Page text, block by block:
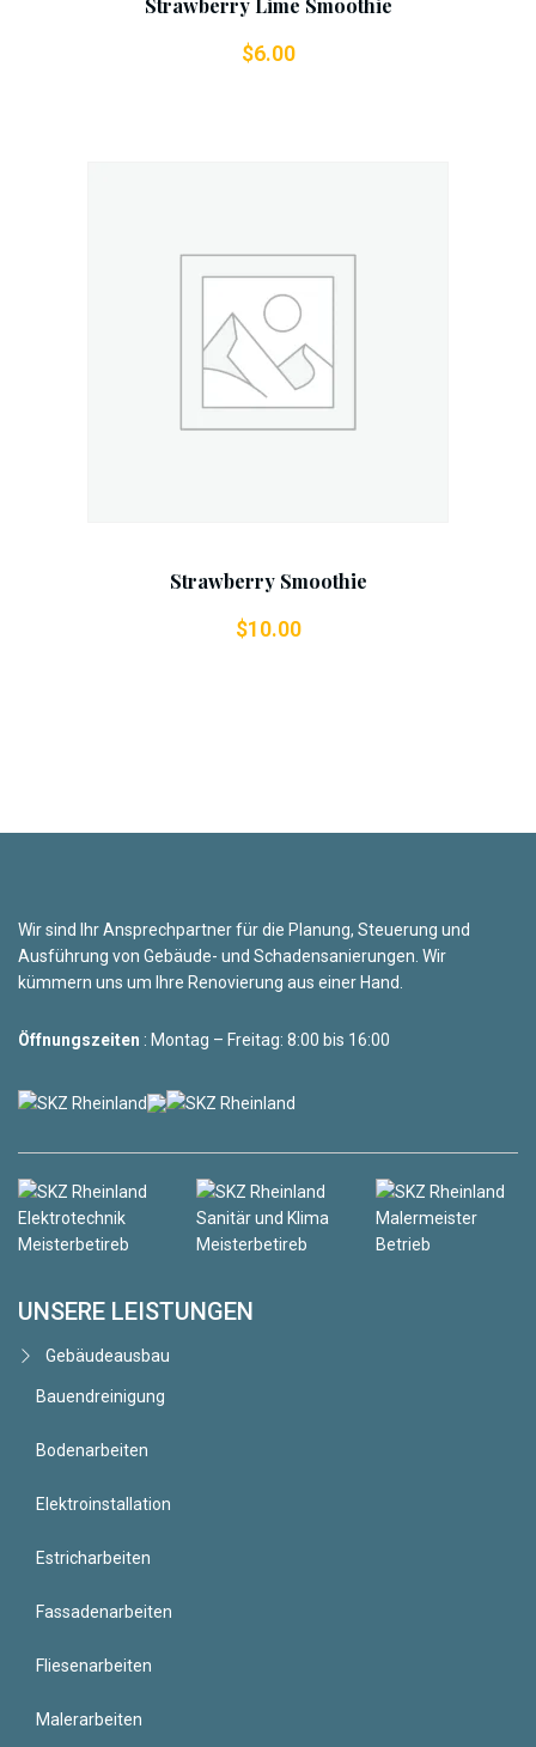
Strawberry Lime Smoothie
$6.00
Strawberry Smoothie
$10.00
Wir sind Ihr Ansprechpartner für die Planung, Steuerung und
Ausführung von Gebäude- und Schadensanierungen. Wir
kümmern uns um Ihre Renovierung aus einer Hand.
Öffnungszeiten : Montag – Freitag: 8:00 bis 16:00
UNSERE LEISTUNGEN
Gebäudeausbau
Bauendreinigung
Bodenarbeiten
Elektroinstallation
Estricharbeiten
Fassadenarbeiten
Fliesenarbeiten
Malerarbeiten